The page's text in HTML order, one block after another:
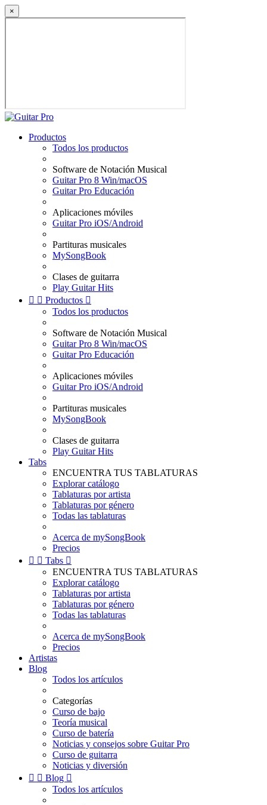
×
Productos
Todos los productos
Software de Notación Musical
Guitar Pro 8 Win/macOS
Guitar Pro Educación
Aplicaciones móviles
Guitar Pro iOS/Android
Partituras musicales
MySongBook
Clases de guitarra
Play Guitar Hits
  Productos 
Todos los productos
Software de Notación Musical
Guitar Pro 8 Win/macOS
Guitar Pro Educación
Aplicaciones móviles
Guitar Pro iOS/Android
Partituras musicales
MySongBook
Clases de guitarra
Play Guitar Hits
Tabs
ENCUENTRA TUS TABLATURAS
Explorar catálogo
Tablaturas por artista
Tablaturas por género
Todas las tablaturas
Acerca de mySongBook
Precios
  Tabs 
ENCUENTRA TUS TABLATURAS
Explorar catálogo
Tablaturas por artista
Tablaturas por género
Todas las tablaturas
Acerca de mySongBook
Precios
Artistas
Blog
Todos los artículos
Categorías
Curso de bajo
Teoría musical
Curso de batería
Noticias y consejos sobre Guitar Pro
Curso de guitarra
Noticias y diversión
  Blog 
Todos los artículos